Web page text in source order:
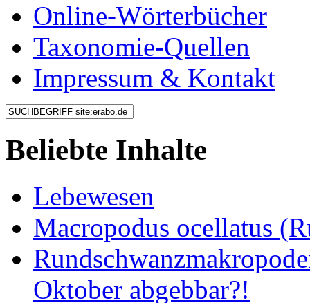
Online-Wörterbücher
Taxonomie-Quellen
Impressum & Kontakt
Beliebte Inhalte
Lebewesen
Macropodus ocellatus
Oktober abgebbar?!